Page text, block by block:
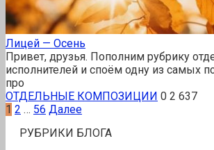
Лицей — Осень
Привет, друзья. Пополним рубрику
исполнителей и споём одну из самых
про
ОТДЕЛЬНЫЕ КОМПОЗИЦИИ 0 2 637
Пагинация
1 2 … 56 Далее
РУБРИКИ БЛОГА